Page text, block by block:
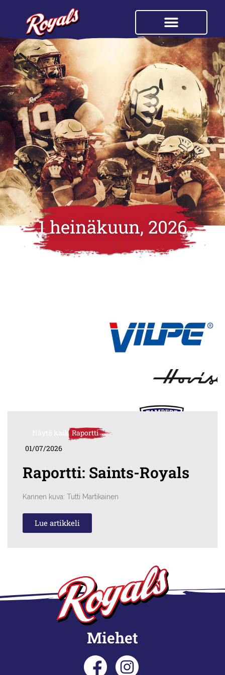
1 heinäkuun, 2026
Näytä kaikkiRaportti
01/07/2026
Raportti: Saints-Royals
Kannen kuva: Tutti Martikainen
Lue artikkeli
Miehet